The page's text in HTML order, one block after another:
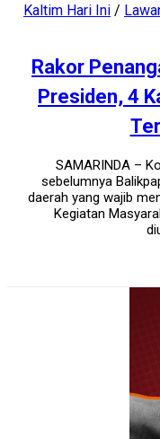
Kaltim Hari Ini /
Rakor
Presiden, 4
SAMARINDA –
sebelumnya
daerah yang wajib
Kegiatan